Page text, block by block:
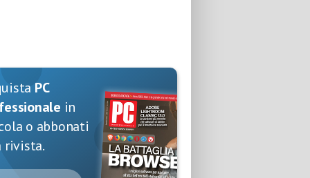
PC
in
o abbonati
rivista.